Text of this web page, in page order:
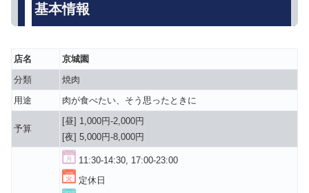
基本情報
店名
京城園
分類
焼肉
用途
肉が食べたい、そう思ったときに
予算
[昼] 1,000円-2,000円
[夜] 5,000円-8,000円
11:30-14:30, 17:00-23:00
定休日